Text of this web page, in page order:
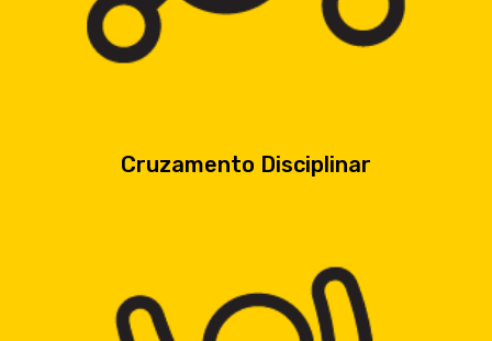
Cruzamento Disciplinar